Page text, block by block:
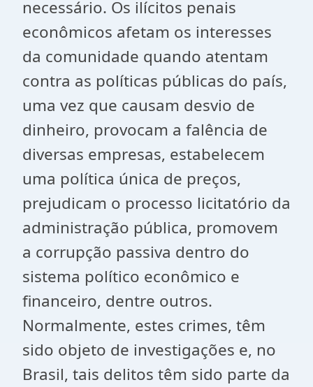
necessário. Os ilícitos penais
econômicos afetam os interesses
da comunidade quando atentam
contra as políticas públicas do país,
uma vez que causam desvio de
dinheiro, provocam a falência de
diversas empresas, estabelecem
uma política única de preços,
prejudicam o processo licitatório da
administração pública, promovem
a corrupção passiva dentro do
sistema político econômico e
financeiro, dentre outros.
Normalmente, estes crimes, têm
sido objeto de investigações e, no
Brasil, tais delitos têm sido parte da